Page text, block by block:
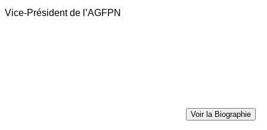
Vice-Président de l’AGFPN
Voir la Biographie